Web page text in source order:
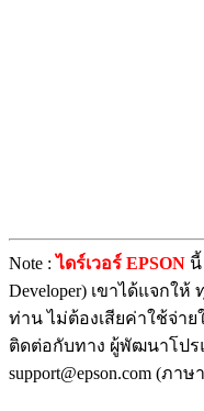
Note : ไดร์เวอร์ EPSON นี้
Developer) เขาได้แจกใ
ท่าน ไม่ต้องเสียค่าใช้จ่า
ติดต่อกับทาง ผู้พัฒนาโปร
support@epson.com (ภา